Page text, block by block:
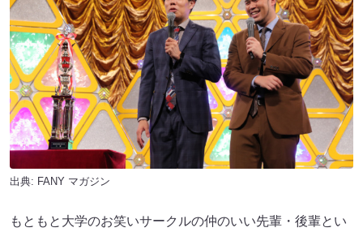
出典: FANY マガジン
もともと大学のお笑いサークルの仲のいい先輩・後輩とい